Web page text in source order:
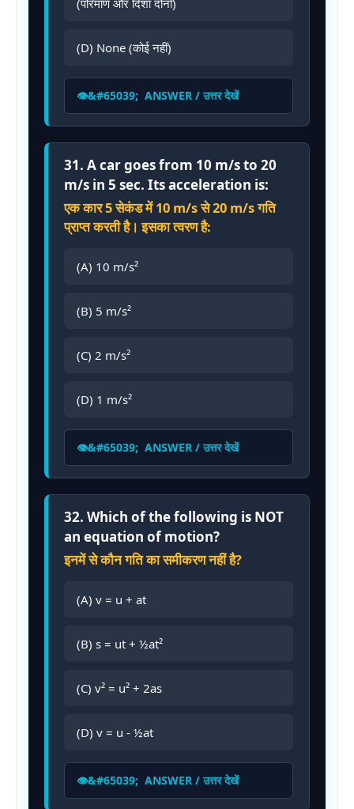
(D) None (कोई नहीं)
ANSWER / उत्तर देखें
31. A car goes from 10 m/s to 20
m/s in 5 sec. Its acceleration is:
एक कार 5 सेकंड में 10 m/s से 20 m/s गति
प्राप्त करती है। इसका त्वरण है:
(A) 10 m/s²
(B) 5 m/s²
(C) 2 m/s²
(D) 1 m/s²
ANSWER / उत्तर देखें
32. Which of the following is NOT
an equation of motion?
इनमें से कौन गति का समीकरण नहीं है?
(A) v = u + at
(B) s = ut + ½at²
(C) v² = u² + 2as
(D) v = u - ½at
ANSWER / उत्तर देखें